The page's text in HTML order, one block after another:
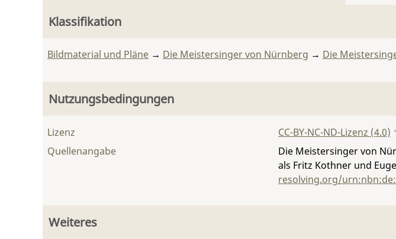
Klassifikation
Bildmaterial und Pläne → Die Meistersinger von Nürnberg → Die
Nutzungsbedingungen
Lizenz
CC-BY-NC-ND-Lizenz (4.0)
Quellenangabe
Die Meistersinger von
als Fritz Kothner und
resolving.org/
Weiteres